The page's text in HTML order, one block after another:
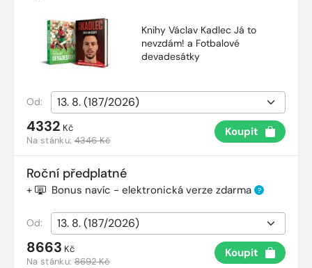
Knihy Václav Kadlec Já to
nevzdám! a Fotbalové
devadesátky
Od:
4332 Kč
Na stánku:4346 Kč
Koupit
Roční předplatné
+ Bonus navíc - elektronická verze zdarma ?
Od:
8663 Kč
Na stánku:8692 Kč
Koupit